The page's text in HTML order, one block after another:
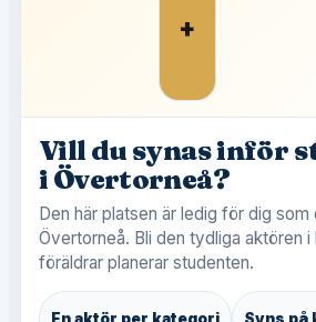
+
Vill du synas inför
i Övertorneå?
Den här platsen är ledig för dig som
Övertorneå. Bli den tydliga aktören
föräldrar planerar studenten.
En aktör per kategori Syns på